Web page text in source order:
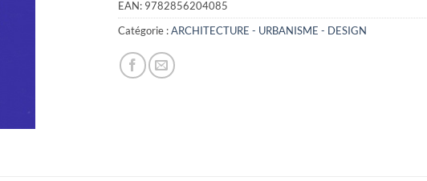
EAN: 9782856204085
Catégorie :ARCHITECTURE - URBANISME - DESIGN